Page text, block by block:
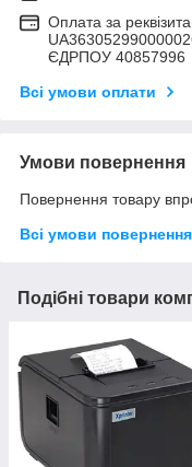
Оплата за
ЄДРПОУ 40857996
Всі умови оплати
Умови повернення
Повернення товару
Всі умови повернення
Подібні товари